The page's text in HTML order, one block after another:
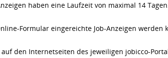
haben eine Laufzeit von maximal 14
Formular eingereichte Job-Anzeigen werden
auf den Internetseiten des jeweiligen jobicco-